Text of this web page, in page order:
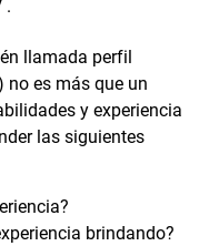
.
llamada perfil
no es más que un
y experiencia
las siguientes
brindando?